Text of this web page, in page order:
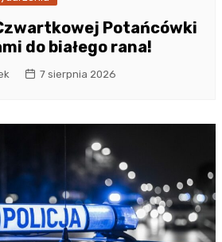
Potańcówki
do białego rana!
7 sierpnia 2026